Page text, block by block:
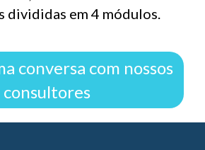
divididas em 4 módulos.
conversa com nossos
consultores